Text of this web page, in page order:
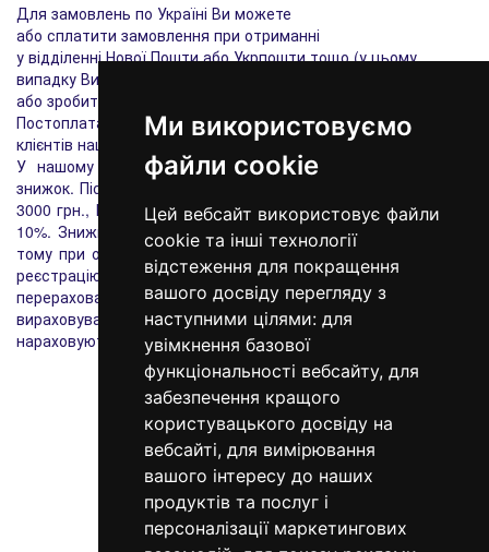
Ми використовуємо
файли cookie
Цей вебсайт використовує файли
cookie та інші технології
відстеження для покращення
вашого досвіду перегляду з
наступними цілями: для
увімкнення базової
функціональності вебсайту, для
забезпечення кращого
користувацького досвіду на
вебсайті, для вимірювання
вашого інтересу до наших
продуктів та послуг і
персоналізації маркетингових
Для замовлень по Україні Ви можете
або сплатити замовлення при отриманні
у відділенні Нової Пошти або Укрпошти тощо (у цьому
випадку Ви також сплачуєте накладений платіж),
або зробити передоплату на розрахунковий рахунок.
Постоплата (накладений платіж) діє тільки для постійних
клієнтів нашого інтернет-магазину.
У нашому інтернет-магазині діє накопичувальна система
знижок. Після здійснення і оплати замовлень на суму понад
3000 грн., Ви отримуєте знижку 2%, 7000 - 5%, 10 000 грн. -
10%. Знижка фіксується у Вашому персональному кабінеті,
тому при оформленні першого замовлення важливо пройти
реєстрацію на нашому сайті. При досягненні порогів
перерахованих вище сум, система автоматично буде
вираховувати знижку. Персональні знижки не
нараховуються на акційні товари з уже існуючими знижками.
098 640-93-46